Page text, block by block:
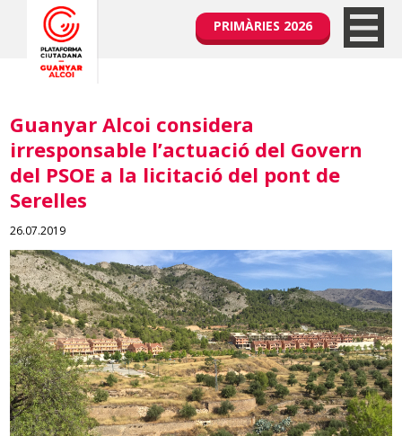
PRIMÀRIES 2026
Guanyar Alcoi considera
irresponsable l’actuació del Govern
del PSOE a la licitació del pont de
Serelles
26.07.2019